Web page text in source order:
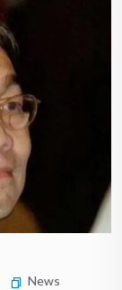
News